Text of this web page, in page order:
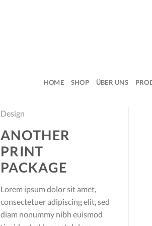
HOME SHOP ÜBER UNS
Design
ANOTHER
PRINT
PACKAGE
Lorem ipsum dolor sit amet,
consectetuer adipiscing elit, sed
diam nonummy nibh euismod